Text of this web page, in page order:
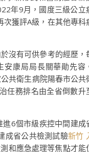
年9月，國度三級公立
次獲評A級，在其他專科
沒有可供參考的經歷，
康局局長關華勛先容
共衛生病院陽春市公共
任務排名由全省倒數升
6個市級疾控中間建成
成省公共檢測試驗新竹
和應急處理等焦點才能